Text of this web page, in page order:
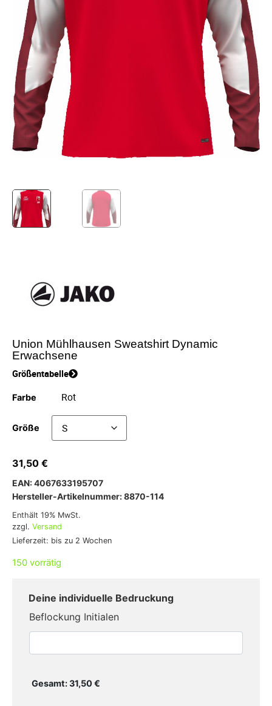
Union Mühlhausen Sweatshirt Dynamic
Erwachsene
Größentabelle
Farbe
Größe
31,50 €
EAN: 4067633195707
Hersteller-Artikelnummer: 8870-114
Enthält 19% MwSt.
zzgl. Versand
Lieferzeit: bis zu 2 Wochen
150 vorrätig
Beflockung Initialen
31,50€